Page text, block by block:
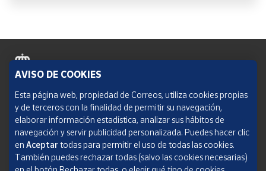
Política de cookies
Aviso legal
Condiciones del servicio
Política de Privacidad Web
AVISO DE COOKIES
Esta página web, propiedad de Correos, utiliza cookies propias
y de terceros con la finalidad de permitir su navegación,
elaborar información estadística, analizar sus hábitos de
navegación y servir publicidad personalizada. Puedes hacer clic
en Aceptar todas para permitir el uso de todas las cookies.
También puedes rechazar todas (salvo las cookies necesarias)